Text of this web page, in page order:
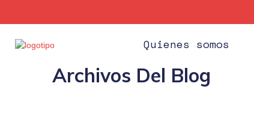
Quienes somos
Archivos Del Blog